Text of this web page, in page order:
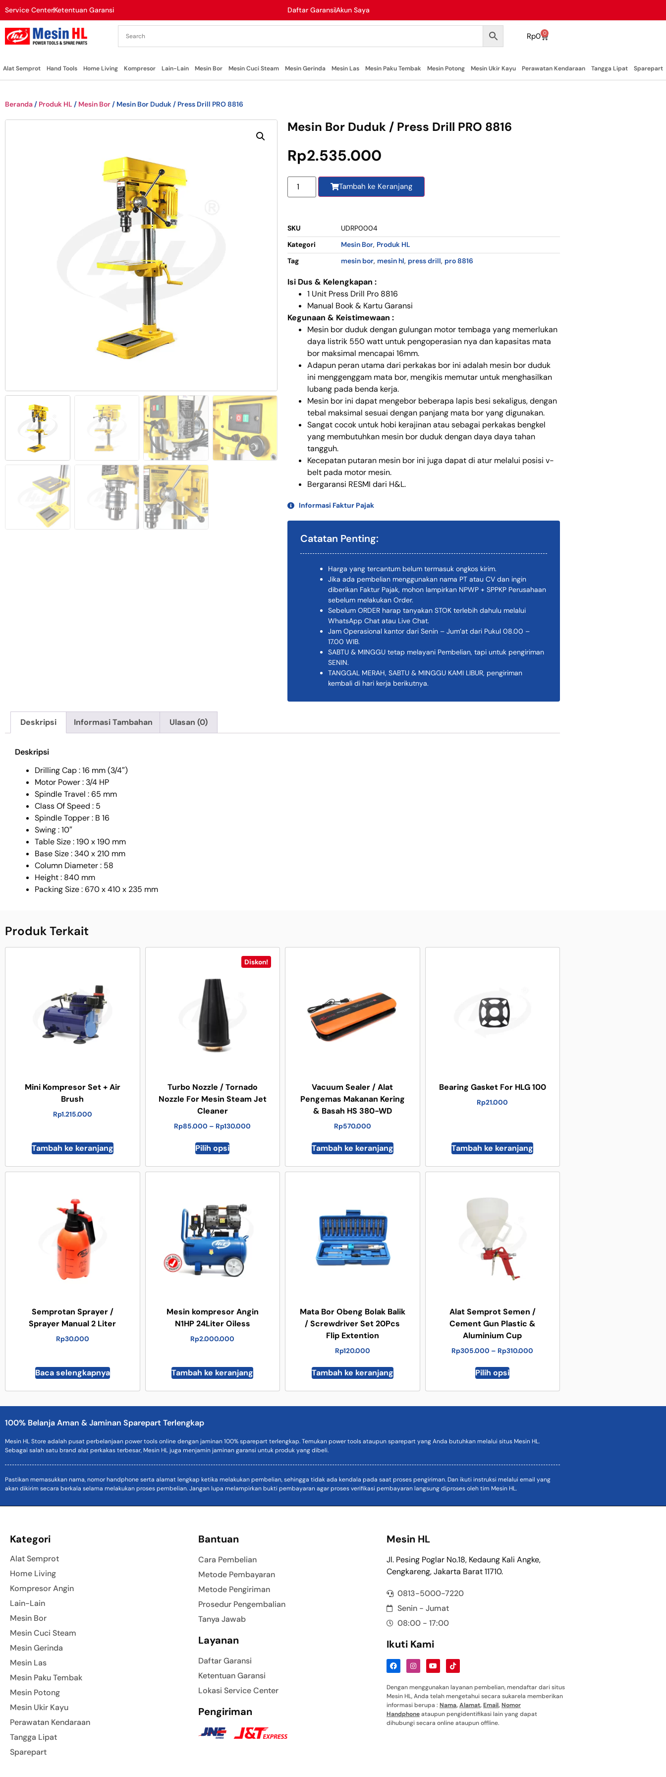
Service CenterKetentuan Garansi Daftar GaransiAkun Saya
Rp0 0
Alat Semprot Hand Tools Home Living Kompresor Lain-Lain Mesin Bor Mesin Cuci Steam Mesin Gerinda Mesin Las Mesin Paku Tembak Mesin Potong Mesin Ukir Kayu Perawatan Kendaraan Tangga Lipat Sparepart
Beranda / Produk HL / Mesin Bor / Mesin Bor Duduk / Press Drill PRO 8816
Mesin Bor Duduk / Press Drill PRO 8816
Rp2.535.000
Tambah ke Keranjang
SKU
UDRP0004
Kategori
Mesin Bor, Produk HL
Tag
mesin bor, mesin hl, press drill, pro 8816
Isi Dus & Kelengkapan :
1 Unit Press Drill Pro 8816
Manual Book & Kartu Garansi
Kegunaan & Keistimewaan :
Mesin bor duduk dengan gulungan motor tembaga yang memerlukan
daya listrik 550 watt untuk pengoperasian nya dan kapasitas mata
bor maksimal mencapai 16mm.
Adapun peran utama dari perkakas bor ini adalah mesin bor duduk
ini menggenggam mata bor, mengikis memutar untuk menghasilkan
lubang pada benda kerja.
Mesin bor ini dapat mengebor beberapa lapis besi sekaligus, dengan
tebal maksimal sesuai dengan panjang mata bor yang digunakan.
Sangat cocok untuk hobi kerajinan atau sebagai perkakas bengkel
yang membutuhkan mesin bor duduk dengan daya daya tahan
tangguh.
Kecepatan putaran mesin bor ini juga dapat di atur melalui posisi v-
belt pada motor mesin.
Bergaransi RESMI dari H&L.
Informasi Faktur Pajak
Catatan Penting:
Harga yang tercantum belum termasuk ongkos kirim.
Jika ada pembelian menggunakan nama PT atau CV dan ingin
diberikan Faktur Pajak, mohon lampirkan NPWP + SPPKP Perusahaan
sebelum melakukan Order.
Sebelum ORDER harap tanyakan STOK terlebih dahulu melalui
WhatsApp Chat atau Live Chat.
Jam Operasional kantor dari Senin – Jum’at dari Pukul 08.00 –
17.00 WIB.
SABTU & MINGGU tetap melayani Pembelian, tapi untuk pengiriman
SENIN.
TANGGAL MERAH, SABTU & MINGGU KAMI LIBUR, pengiriman
kembali di hari kerja berikutnya.
Deskripsi Informasi Tambahan Ulasan (0)
Deskripsi
Drilling Cap : 16 mm (3/4″)
Motor Power : 3/4 HP
Spindle Travel : 65 mm
Class Of Speed : 5
Spindle Topper : B 16
Swing : 10″
Table Size : 190 x 190 mm
Base Size : 340 x 210 mm
Column Diameter : 58
Height : 840 mm
Packing Size : 670 x 410 x 235 mm
Produk Terkait
Mini Kompresor Set + Air
Brush
Rp1.215.000
Tambah ke keranjang
Diskon!
Turbo Nozzle / Tornado
Nozzle For Mesin Steam Jet
Cleaner
Rp85.000 – Rp130.000
Pilih opsi
Vacuum Sealer / Alat
Pengemas Makanan Kering
& Basah HS 380-WD
Rp570.000
Tambah ke keranjang
Bearing Gasket For HLG 100
Rp21.000
Tambah ke keranjang
Semprotan Sprayer /
Sprayer Manual 2 Liter
Rp30.000
Baca selengkapnya
Mesin kompresor Angin
N1HP 24Liter Oiless
Rp2.000.000
Tambah ke keranjang
Mata Bor Obeng Bolak Balik
/ Screwdriver Set 20Pcs
Flip Extention
Rp120.000
Tambah ke keranjang
Alat Semprot Semen /
Cement Gun Plastic &
Aluminium Cup
Rp305.000 – Rp310.000
Pilih opsi
100% Belanja Aman & Jaminan Sparepart Terlengkap
Mesin HL Store adalah pusat perbelanjaan power tools online dengan jaminan 100% sparepart terlengkap. Temukan power tools ataupun sparepart yang Anda butuhkan melalui situs Mesin HL.
Sebagai salah satu brand alat perkakas terbesar, Mesin HL juga menjamin jaminan garansi untuk produk yang dibeli.
Pastikan memasukkan nama, nomor handphone serta alamat lengkap ketika melakukan pembelian, sehingga tidak ada kendala pada saat proses pengiriman. Dan ikuti instruksi melalui email yang
akan dikirim secara berkala selama melakukan proses pembelian. Jangan lupa melampirkan bukti pembayaran agar proses verifikasi pembayaran langsung diproses oleh tim Mesin HL.
Kategori
Alat Semprot
Home Living
Kompresor Angin
Lain-Lain
Mesin Bor
Mesin Cuci Steam
Mesin Gerinda
Mesin Las
Mesin Paku Tembak
Mesin Potong
Mesin Ukir Kayu
Perawatan Kendaraan
Tangga Lipat
Sparepart
Bantuan
Cara Pembelian
Metode Pembayaran
Metode Pengiriman
Prosedur Pengembalian
Tanya Jawab
Layanan
Daftar Garansi
Ketentuan Garansi
Lokasi Service Center
Pengiriman
Mesin HL
Jl. Pesing Poglar No.18, Kedaung Kali Angke,
Cengkareng, Jakarta Barat 11710.
0813-5000-7220
Senin - Jumat
08:00 - 17:00
Ikuti Kami
Dengan menggunakan layanan pembelian, mendaftar dari situs
Mesin HL, Anda telah mengetahui secara sukarela memberikan
informasi berupa : Nama,Alamat,Email,Nomor
Handphoneataupun pengidentifikasi lain yang dapat
dihubungi secara online ataupun offline.